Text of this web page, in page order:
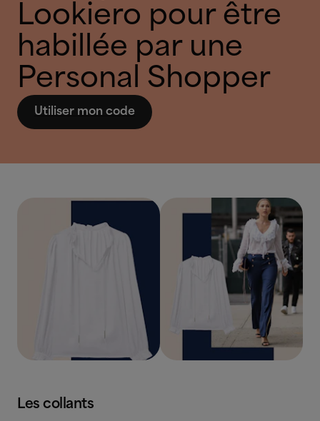
Lookiero pour être
habillée par une
Personal Shopper
Utiliser mon code
Les collants